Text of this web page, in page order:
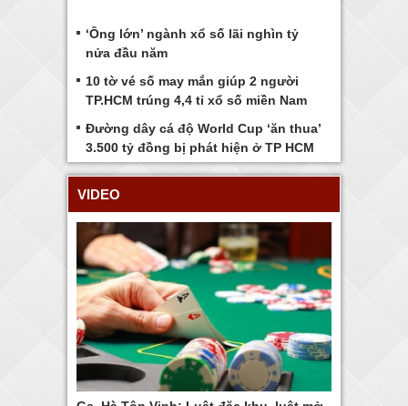
‘Ông lớn’ ngành xổ số lãi nghìn tỷ
nửa đầu năm
10 tờ vé số may mắn giúp 2 người
TP.HCM trúng 4,4 tỉ xổ số miền Nam
Đường dây cá độ World Cup ‘ăn thua’
3.500 tỷ đồng bị phát hiện ở TP HCM
VIDEO